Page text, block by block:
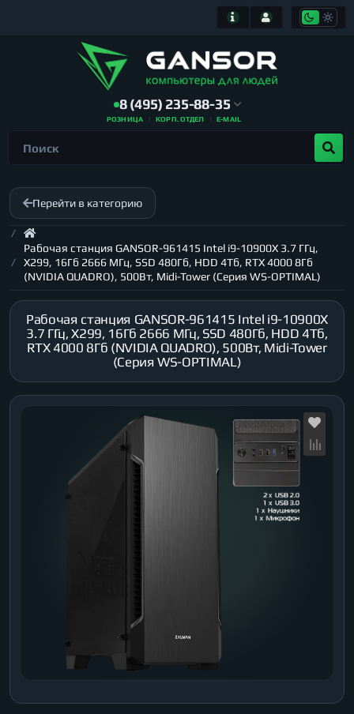
8 (495) 235-88-35
РОЗНИЦА КОРП. ОТДЕЛ E-MAIL
Перейти в категорию
Рабочая станция GANSOR-961415 Intel i9-10900X 3.7 ГГц,
X299, 16Гб 2666 МГц, SSD 480Гб, HDD 4Тб, RTX 4000 8Гб
(NVIDIA QUADRO), 500Вт, Midi-Tower (Серия WS-OPTIMAL)
Рабочая станция GANSOR-961415 Intel i9-10900X
3.7 ГГц, X299, 16Гб 2666 МГц, SSD 480Гб, HDD 4Тб,
RTX 4000 8Гб (NVIDIA QUADRO), 500Вт, Midi-Tower
(Серия WS-OPTIMAL)